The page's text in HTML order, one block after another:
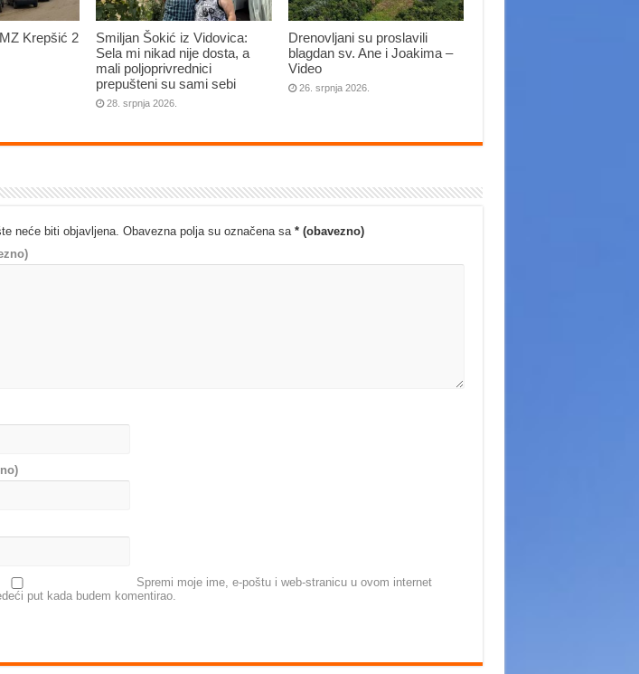
Krepšić 2
Smiljan Šokić iz Vidovica:
Sela mi nikad nije dosta, a
mali poljoprivrednici
prepušteni su sami sebi
28. srpnja 2026.
Drenovljani su proslavili
blagdan sv. Ane i Joakima –
Video
26. srpnja 2026.
neće biti objavljena. Obavezna polja su označena sa * (obavezno)
Spremi moje ime, e-poštu i web-stranicu u ovom internet
put kada budem komentirao.